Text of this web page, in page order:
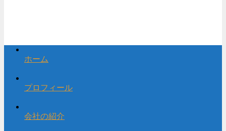
ホーム
プロフィール
会社の紹介